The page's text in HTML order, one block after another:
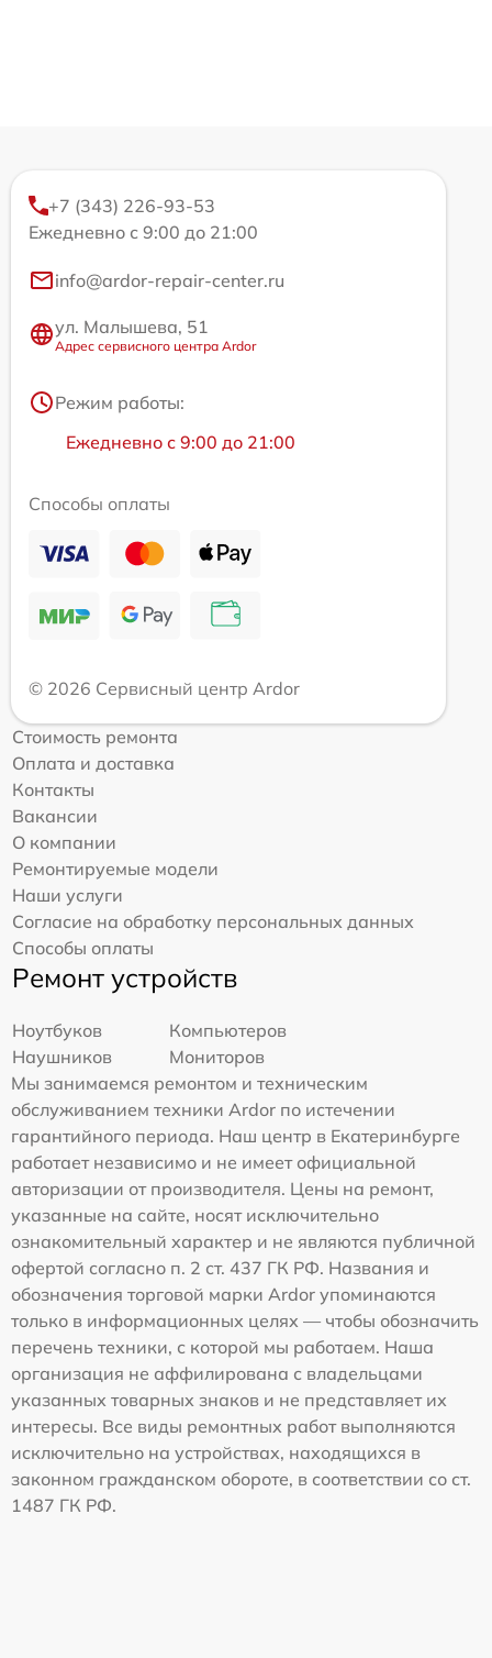
+7 (343) 226-93-53
Ежедневно с 9:00 до 21:00
info@ardor-repair-center.ru
ул. Малышева, 51
Адрес сервисного центра Ardor
Режим работы:
Ежедневно с 9:00 до 21:00
Способы оплаты
© 2026 Сервисный центр Ardor
Стоимость ремонта
Оплата и доставка
Контакты
Вакансии
О компании
Ремонтируемые модели
Наши услуги
Согласие на обработку персональных данных
Способы оплаты
Ремонт устройств
Ноутбуков
Компьютеров
Наушников
Мониторов
Мы занимаемся ремонтом и техническим
обслуживанием техники Ardor по истечении
гарантийного периода. Наш центр в Екатеринбурге
работает независимо и не имеет официальной
авторизации от производителя. Цены на ремонт,
указанные на сайте, носят исключительно
ознакомительный характер и не являются публичной
офертой согласно п. 2 ст. 437 ГК РФ. Названия и
обозначения торговой марки Ardor упоминаются
только в информационных целях — чтобы обозначить
перечень техники, с которой мы работаем. Наша
организация не аффилирована с владельцами
указанных товарных знаков и не представляет их
интересы. Все виды ремонтных работ выполняются
исключительно на устройствах, находящихся в
законном гражданском обороте, в соответствии со ст.
1487 ГК РФ.